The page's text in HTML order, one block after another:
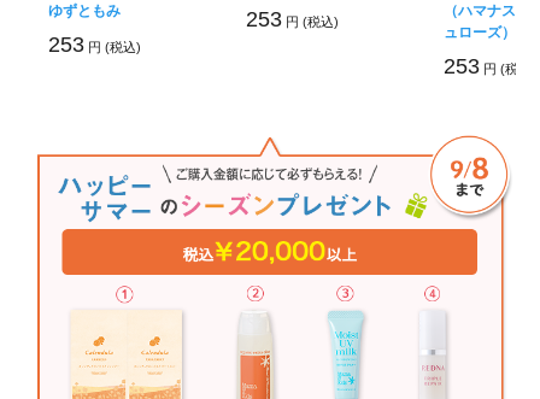
ゆずともみ
253 円 (税込)
253 円 (税込)
（ハマナスと
ュローズ）
253 円 (税込)